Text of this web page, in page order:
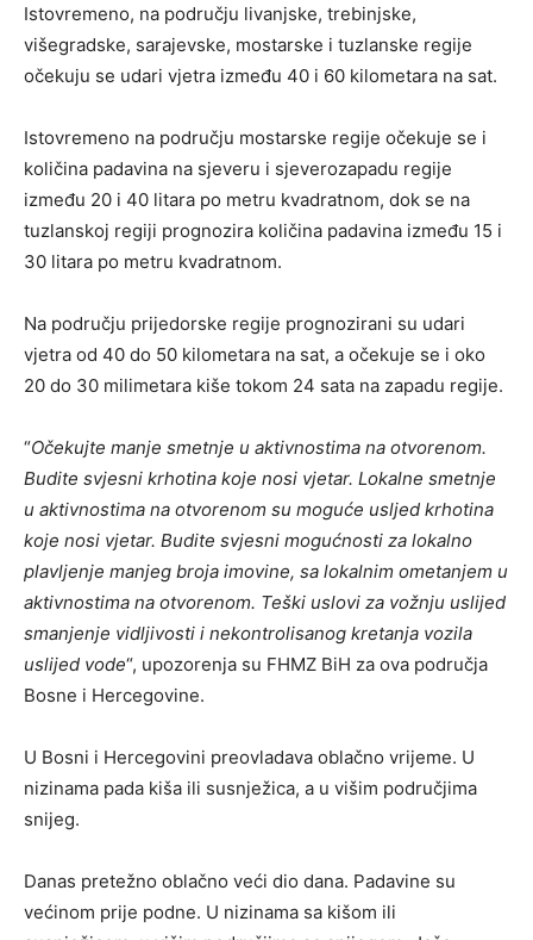
Istovremeno, na području livanjske, trebinjske,
višegradske, sarajevske, mostarske i tuzlanske regije
očekuju se udari vjetra između 40 i 60 kilometara na sat.
Istovremeno na području mostarske regije očekuje se i
količina padavina na sjeveru i sjeverozapadu regije
između 20 i 40 litara po metru kvadratnom, dok se na
tuzlanskoj regiji prognozira količina padavina između 15 i
30 litara po metru kvadratnom.
Na području prijedorske regije prognozirani su udari
vjetra od 40 do 50 kilometara na sat, a očekuje se i oko
20 do 30 milimetara kiše tokom 24 sata na zapadu regije.
“Očekujte manje smetnje u aktivnostima na otvorenom.
Budite svjesni krhotina koje nosi vjetar. Lokalne smetnje
u aktivnostima na otvorenom su moguće usljed krhotina
koje nosi vjetar. Budite svjesni mogućnosti za lokalno
plavljenje manjeg broja imovine, sa lokalnim ometanjem u
aktivnostima na otvorenom. Teški uslovi za vožnju uslijed
smanjenje vidljivosti i nekontrolisanog kretanja vozila
uslijed vode“, upozorenja su FHMZ BiH za ova područja
Bosne i Hercegovine.
U Bosni i Hercegovini preovladava oblačno vrijeme. U
nizinama pada kiša ili susnježica, a u višim područjima
snijeg.
Danas pretežno oblačno veći dio dana. Padavine su
većinom prije podne. U nizinama sa kišom ili